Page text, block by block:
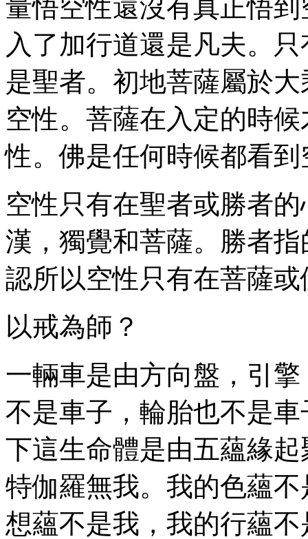
量悟空性還沒有真正悟
入了加行道還是凡夫。
是聖者。初地菩薩屬於
空性。菩薩在入定的時
性。佛是任何時候都看到
空性只有在聖者或勝者
漢，獨覺和菩薩。勝者
認所以空性只有在菩薩
以戒為師？
一輛車是由方向盤，引
不是車子，輪胎也不是
下這生命體是由五蘊緣
特伽羅無我。我的色蘊
想蘊不是我，我的行蘊